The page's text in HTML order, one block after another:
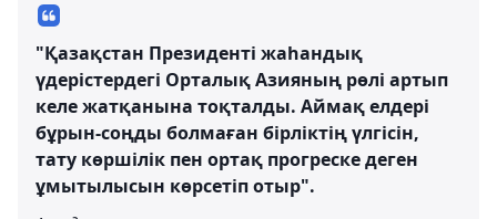
"Қазақстан Президенті жаһандық
үдерістердегі Орталық Азияның рөлі артып
келе жатқанына тоқталды. Аймақ елдері
бұрын-соңды болмаған бірліктің үлгісін,
тату көршілік пен ортақ прогреске деген
ұмытылысын көрсетіп отыр".